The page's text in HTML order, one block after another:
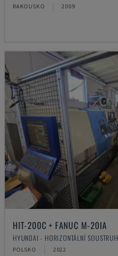
RAKOUSKO 2009
HIT-200C + FANUC M-20IA
HYUNDAI - HORIZONTÁLNÍ SOUSTRUH
POLSKO 2022